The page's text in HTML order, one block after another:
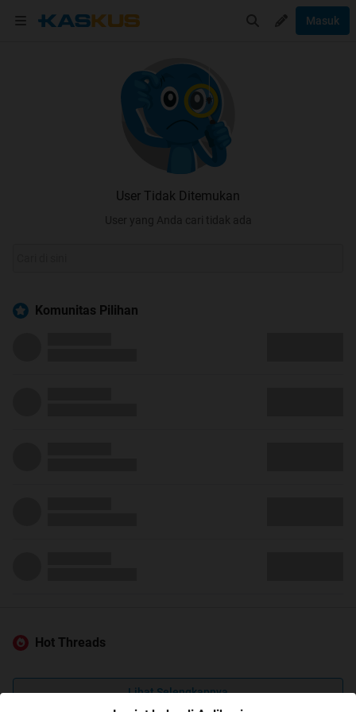
Masuk
User Tidak Ditemukan
User yang Anda cari tidak ada
Komunitas Pilihan
Hot Threads
Lihat Selengkapnya